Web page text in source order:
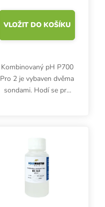
VLOŽIT DO KOŠÍKU
Kombinovaný pH P700
Pro 2 je vybaven dvěma
sondami. Hodí se pro
při pěstování nebo vody
v bazénech, vířivkách...